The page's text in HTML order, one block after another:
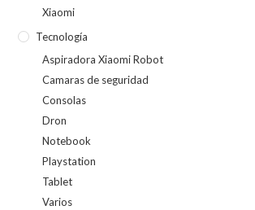
Xiaomi
Tecnología
Aspiradora Xiaomi Robot
Camaras de seguridad
Consolas
Dron
Notebook
Playstation
Tablet
Varios